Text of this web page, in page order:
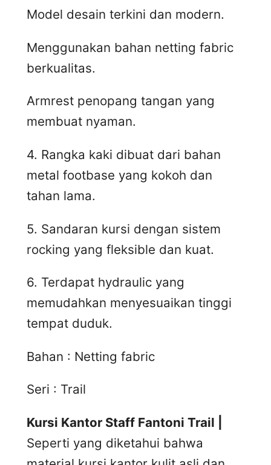
Model desain terkini dan modern.
Menggunakan bahan netting fabric
berkualitas.
Armrest penopang tangan yang
membuat nyaman.
4. Rangka kaki dibuat dari bahan
metal footbase yang kokoh dan
tahan lama.
5. Sandaran kursi dengan sistem
rocking yang fleksible dan kuat.
6. Terdapat hydraulic yang
memudahkan menyesuaikan tinggi
tempat duduk.
Bahan : Netting fabric
Seri : Trail
Kursi Kantor Staff Fantoni Trail |
Seperti yang diketahui bahwa